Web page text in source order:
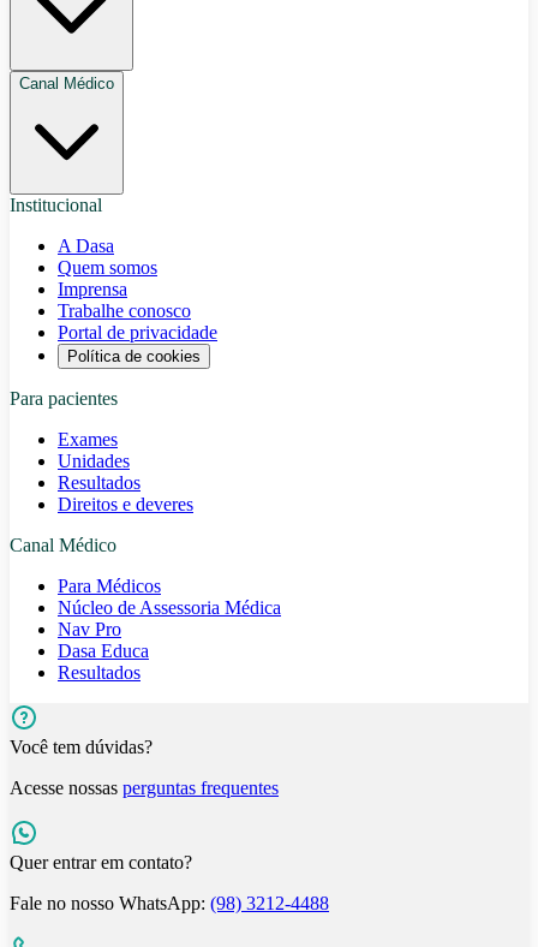
Canal Médico
Institucional
A Dasa
Quem somos
Imprensa
Trabalhe conosco
Portal de privacidade
Política de cookies
Para pacientes
Exames
Unidades
Resultados
Direitos e deveres
Canal Médico
Para Médicos
Núcleo de Assessoria Médica
Nav Pro
Dasa Educa
Resultados
Você tem dúvidas?
Acesse nossas perguntas frequentes
Quer entrar em contato?
Fale no nosso WhatsApp: (98) 3212-4488